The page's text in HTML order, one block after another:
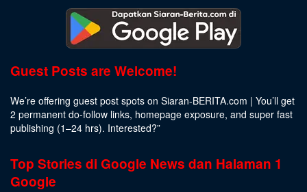
Guest Posts are Welcome!
We’re offering guest post spots on Siaran-BERITA.com | You’ll get
2 permanent do-follow links, homepage exposure, and super fast
publishing (1–24 hrs). Interested?”
Top Stories di Google News dan Halaman 1
Google